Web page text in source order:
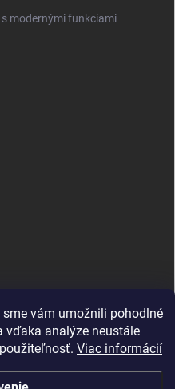
vám umožnili pohodlné
vďaka analýze neustále
Viac informácií
modernými funkciami